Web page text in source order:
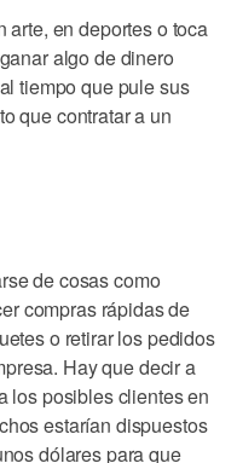
en deportes o toca
algo de dinero
tiempo que pule sus
que contratar a un
de cosas como
compras rápidas de
o retirar los pedidos
Hay que decir a
los posibles clientes en
estarían dispuestos
dólares para que